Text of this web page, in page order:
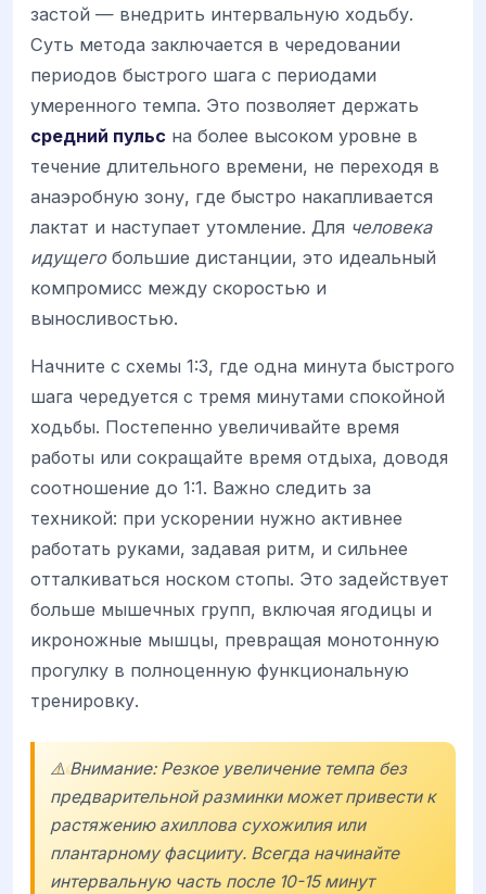
застой — внедрить интервальную ходьбу.
Суть метода заключается в чередовании
периодов быстрого шага с периодами
умеренного темпа. Это позволяет держать
средний пульс на более высоком уровне в
течение длительного времени, не переходя в
анаэробную зону, где быстро накапливается
лактат и наступает утомление. Для человека
идущегобольшие дистанции, это идеальный
компромисс между скоростью и
выносливостью.
Начните с схемы 1:3, где одна минута быстрого
шага чередуется с тремя минутами спокойной
ходьбы. Постепенно увеличивайте время
работы или сокращайте время отдыха, доводя
соотношение до 1:1. Важно следить за
техникой: при ускорении нужно активнее
работать руками, задавая ритм, и сильнее
отталкиваться носком стопы. Это задействует
больше мышечных групп, включая ягодицы и
икроножные мышцы, превращая монотонную
прогулку в полноценную функциональную
тренировку.
⚠️ Внимание: Резкое увеличение темпа без
предварительной разминки может привести к
растяжению ахиллова сухожилия или
плантарному фасцииту. Всегда начинайте
интервальную часть после 10-15 минут